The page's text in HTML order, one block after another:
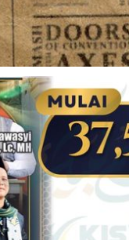
REDAKSI
FORM PENGADUAN